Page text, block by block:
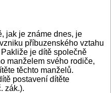
jak je známe dnes, je
příbuzenského vztahu
je dítě společně
manželem svého rodiče,
těchto manželů.
postavení dítěte
zák.).